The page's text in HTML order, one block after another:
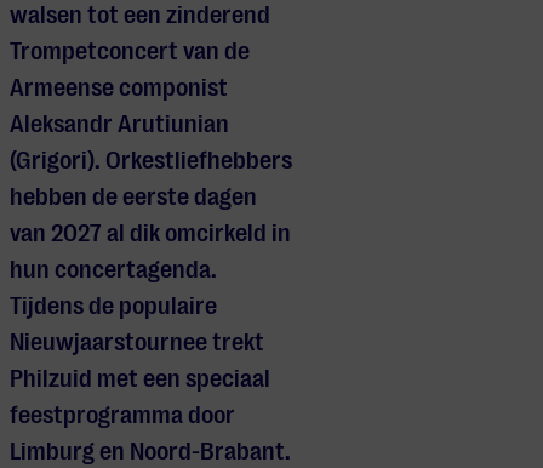
walsen tot een zinderend
Trompetconcert van de
Armeense componist
Aleksandr Arutiunian
(Grigori). Orkestliefhebbers
hebben de eerste dagen
van 2027 al dik omcirkeld in
hun concertagenda.
Tijdens de populaire
Nieuwjaarstournee trekt
Philzuid met een speciaal
feestprogramma door
Limburg en Noord-Brabant.